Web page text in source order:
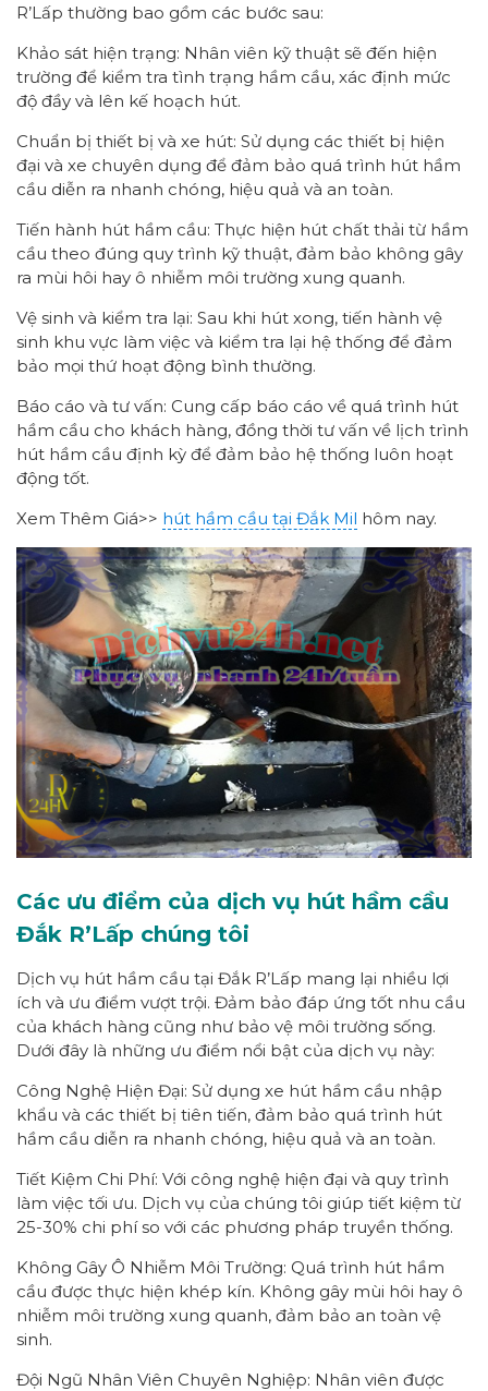
R’Lấp thường bao gồm các bước sau:
Khảo sát hiện trạng: Nhân viên kỹ thuật sẽ đến hiện
trường để kiểm tra tình trạng hầm cầu, xác định mức
độ đầy và lên kế hoạch hút.
Chuẩn bị thiết bị và xe hút: Sử dụng các thiết bị hiện
đại và xe chuyên dụng để đảm bảo quá trình hút hầm
cầu diễn ra nhanh chóng, hiệu quả và an toàn.
Tiến hành hút hầm cầu: Thực hiện hút chất thải từ hầm
cầu theo đúng quy trình kỹ thuật, đảm bảo không gây
ra mùi hôi hay ô nhiễm môi trường xung quanh.
Vệ sinh và kiểm tra lại: Sau khi hút xong, tiến hành vệ
sinh khu vực làm việc và kiểm tra lại hệ thống để đảm
bảo mọi thứ hoạt động bình thường.
Báo cáo và tư vấn: Cung cấp báo cáo về quá trình hút
hầm cầu cho khách hàng, đồng thời tư vấn về lịch trình
hút hầm cầu định kỳ để đảm bảo hệ thống luôn hoạt
động tốt.
Xem Thêm Giá>> hút hầm cầu tại Đắk Mil hôm nay.
Các ưu điểm của dịch vụ hút hầm cầu
Đắk R’Lấp chúng tôi
Dịch vụ hút hầm cầu tại Đắk R’Lấp mang lại nhiều lợi
ích và ưu điểm vượt trội. Đảm bảo đáp ứng tốt nhu cầu
của khách hàng cũng như bảo vệ môi trường sống.
Dưới đây là những ưu điểm nổi bật của dịch vụ này:
Công Nghệ Hiện Đại: Sử dụng xe hút hầm cầu nhập
khẩu và các thiết bị tiên tiến, đảm bảo quá trình hút
hầm cầu diễn ra nhanh chóng, hiệu quả và an toàn.
Tiết Kiệm Chi Phí: Với công nghệ hiện đại và quy trình
làm việc tối ưu. Dịch vụ của chúng tôi giúp tiết kiệm từ
25-30% chi phí so với các phương pháp truyền thống.
Không Gây Ô Nhiễm Môi Trường: Quá trình hút hầm
cầu được thực hiện khép kín. Không gây mùi hôi hay ô
nhiễm môi trường xung quanh, đảm bảo an toàn vệ
sinh.
Đội Ngũ Nhân Viên Chuyên Nghiệp: Nhân viên được